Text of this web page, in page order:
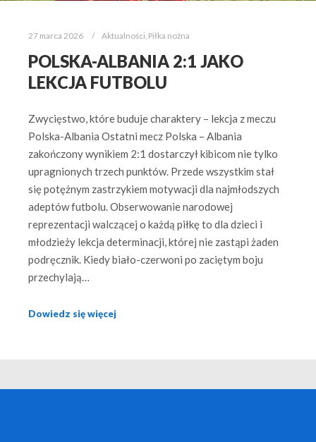
27 marca 2026 Aktualności Piłka nożna
POLSKA-ALBANIA 2:1 JAKO
LEKCJA FUTBOLU
Zwycięstwo, które buduje charaktery – lekcja z meczu
Polska-Albania Ostatni mecz Polska – Albania
zakończony wynikiem 2:1 dostarczył kibicom nie tylko
upragnionych trzech punktów. Przede wszystkim stał
się potężnym zastrzykiem motywacji dla najmłodszych
adeptów futbolu. Obserwowanie narodowej
reprezentacji walczącej o każdą piłkę to dla dzieci i
młodzieży lekcja determinacji, której nie zastąpi żaden
podręcznik. Kiedy biało-czerwoni po zaciętym boju
przechylają…
Dowiedz się więcej